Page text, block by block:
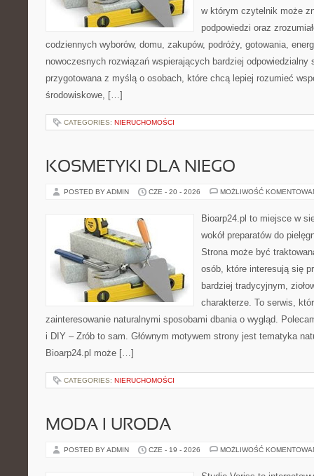
w którym czytelnik może
podpowiedzi oraz
codziennych wyborów, domu, zakupów, podróży, gotowania,
nowoczesnych rozwiązań wspierających bardziej odpowiedzialny
przygotowana z myślą o osobach, które chcą lepiej rozumieć
środowiskowe, […]
CATEGORIES: NIERUCHOMOŚCI
KOSMETYKI DLA NIEGO
POSTED BY ADMIN CZE - 20 - 2026 MOŻLIWOŚĆ
Bioarp24.pl to miejsce w
wokół preparatów do
Strona może być
osób, które interesują się
bardziej tradycyjnym,
charakterze. To serwis,
zainteresowanie naturalnymi sposobami dbania o wygląd.
i DIY – Zrób to sam. Głównym motywem strony jest tematyka
Bioarp24.pl może […]
CATEGORIES: NIERUCHOMOŚCI
MODA I URODA
POSTED BY ADMIN CZE - 19 - 2026 MOŻLIWOŚĆ